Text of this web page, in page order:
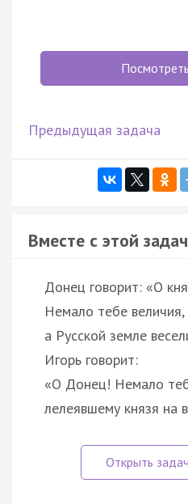
Предыдущая задача
Вместе с этой
Донец говорит: «О
Немало тебе
а Русской земле
Игорь говорит:
«О Донец! Немало
лелеявшему князя на